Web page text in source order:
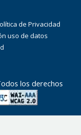
de Privacidad
uso de datos
los derechos